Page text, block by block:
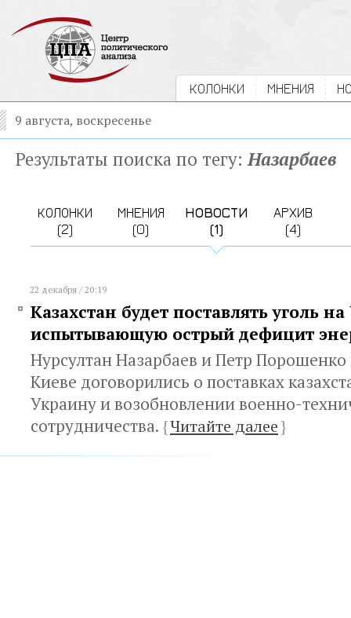
КОЛОНКИ МНЕНИЯ
9 августа, воскресенье
Результаты поиска по тегу:Назарбаев
КОЛОНКИ
(2)
МНЕНИЯ
(0)
НОВОСТИ
(1)
АРХИВ
(4)
22 декабря / 20:19
Казахстан будет поставлять уголь
испытывающую острый дефицит
Нурсултан Назарбаев и Петр Порошенко
Киеве договорились о поставках
Украину и возобновлении военно-
сотрудничества. {Читайте далее}